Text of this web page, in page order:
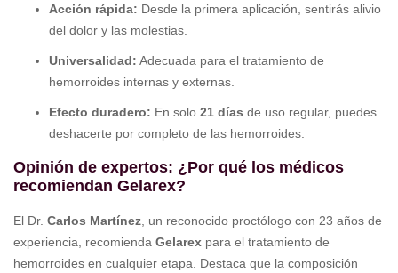
Acción rápida: Desde la primera aplicación, sentirás alivio
del dolor y las molestias.
Universalidad: Adecuada para el tratamiento de
hemorroides internas y externas.
Efecto duradero: En solo 21 días de uso regular, puedes
deshacerte por completo de las hemorroides.
Opinión de expertos: ¿Por qué los médicos
recomiendan Gelarex?
El Dr. Carlos Martínez , un reconocido proctólogo con 23 años de
experiencia, recomienda Gelarex para el tratamiento de
hemorroides en cualquier etapa. Destaca que la composición